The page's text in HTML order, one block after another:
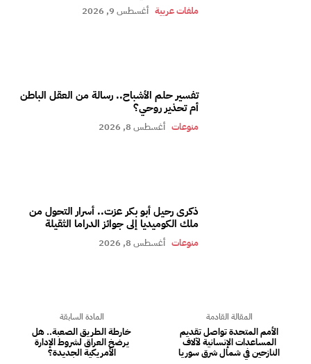
ملفات عربية أغسطس 9, 2026
تفسير حلم الأشباح.. رسالة من العقل الباطن
أم تحذير روحي؟
منوعات أغسطس 8, 2026
ذكرى رحيل أبو بكر عزت.. أسرار التحول من
ملك الكوميديا إلى جوائز الدراما الثقيلة
منوعات أغسطس 8, 2026
المادة السابقة
خارطة الطريق الصعبة.. هل
يرضخ العراق لشروط الإدارة
الأمريكية الجديدة؟
المقالة القادمة
الأمم المتحدة تواصل تقديم
المساعدات الإنسانية لآلاف
النازحين في شمال شرق سوريا